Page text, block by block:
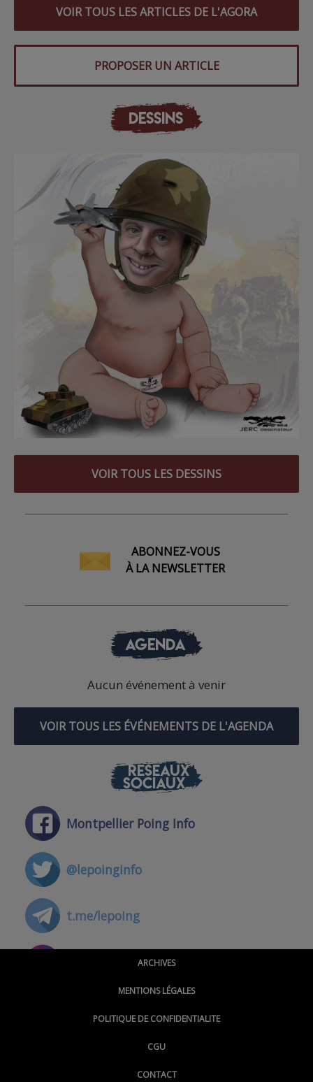
VOIR TOUS LES ARTICLES DE L'AGORA
PROPOSER UN ARTICLE
DESSINS
VOIR TOUS LES DESSINS
ABONNEZ-VOUS
À LA NEWSLETTER
AGENDA
Aucun événement à venir
VOIR TOUS LES ÉVÉNEMENTS DE L'AGENDA
RÉSEAUX
SOCIAUX
Montpellier Poing Info
@lepoinginfo
t.me/lepoing
@montpellierpoinginfo
@LePoingMontpellier
ARCHIVES
MENTIONS LÉGALES
POLITIQUE DE CONFIDENTIALITE
CGU
CONTACT